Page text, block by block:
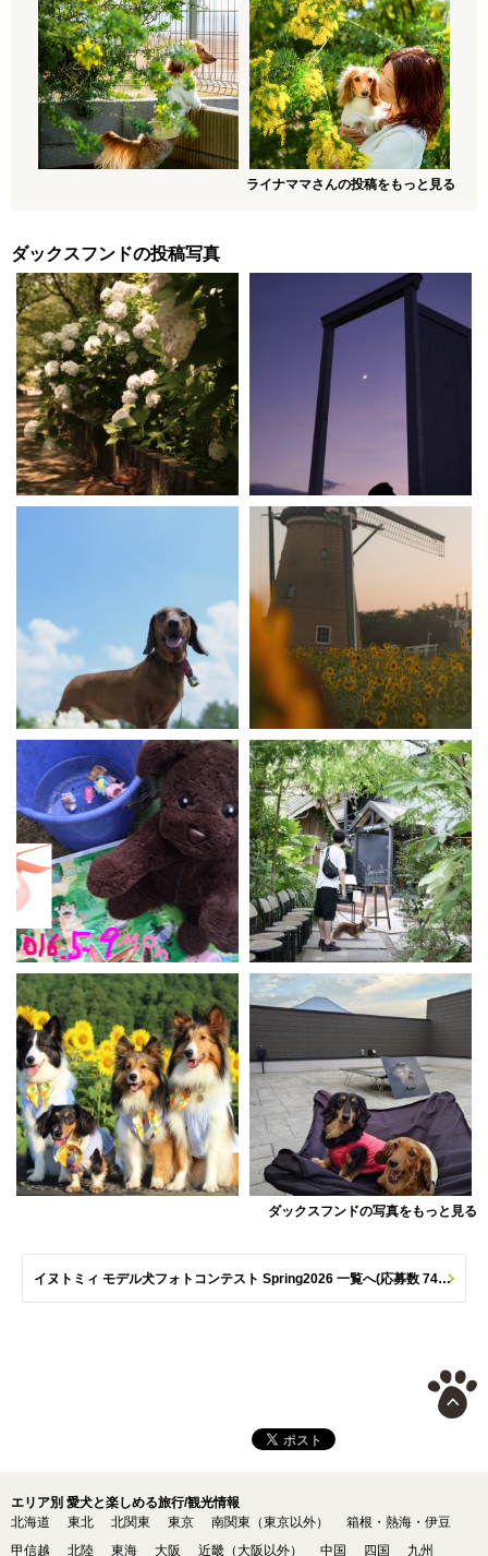
ライナママさんの投稿をもっと見る
ダックスフンドの投稿写真
ダックスフンドの写真をもっと見る
イヌトミィ モデル犬フォトコンテスト Spring2026 一覧へ(応募数 747枚)
エリア別 愛犬と楽しめる旅行/観光情報
北海道
東北 北関東 東京 南関東（東京以外）
箱根・熱海・伊豆
甲信越
北陸 東海 大阪 近畿（大阪以外） 中国 四国 九州